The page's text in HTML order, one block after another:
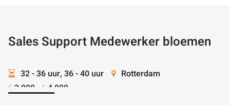
Sales Support Medewerker bloemen
32 - 36 uur, 36 - 40 uur Rotterdam
€ 3.000 - € 4.000